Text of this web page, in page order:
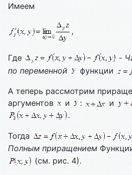
Имеем
,
Где -
по переменной
функции
А теперь рассмотрим
аргументов
и : и
.
Тогда
Полным приращением
(см. рис. 4).